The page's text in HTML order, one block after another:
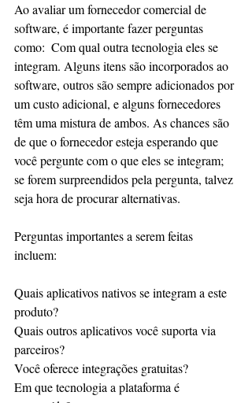
Ao avaliar um fornecedor comercial de
software, é importante fazer perguntas
como:  Com qual outra tecnologia eles se
integram. Alguns itens são incorporados ao
software, outros são sempre adicionados por
um custo adicional, e alguns fornecedores
têm uma mistura de ambos. As chances são
de que o fornecedor esteja esperando que
você pergunte com o que eles se integram;
se forem surpreendidos pela pergunta, talvez
seja hora de procurar alternativas.
Perguntas importantes a serem feitas
incluem:
Quais aplicativos nativos se integram a este
produto?
Quais outros aplicativos você suporta via
parceiros?
Você oferece integrações gratuitas?
Em que tecnologia a plataforma é